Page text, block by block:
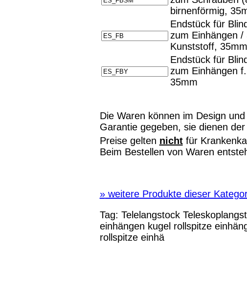
birnenförmig,
Endstück für
zum Einhängen
Kunststoff, 35mm
Endstück für
zum Einhängen
35mm
Die Waren können im Design
Garantie gegeben, sie dienen
Preise gelten nichtfür
Beim Bestellen von Waren
»weitere Produkte dieser
Tag: Telelangstock
einhängen kugel rollspitze
rollspitze einhä